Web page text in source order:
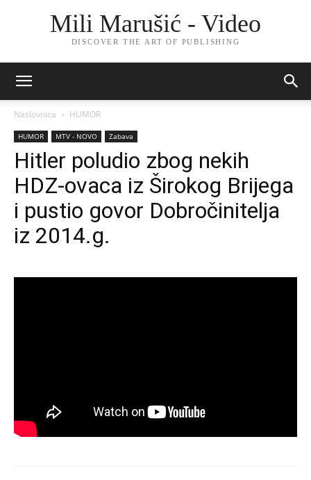
Mili Marušić - Video
DISCOVER THE ART OF PUBLISHING
Naslovnica HUMOR
HUMOR MTV - NOVO Zabava
Hitler poludio zbog nekih
HDZ-ovaca iz Širokog Brijega
i pustio govor Dobročinitelja
iz 2014.g.